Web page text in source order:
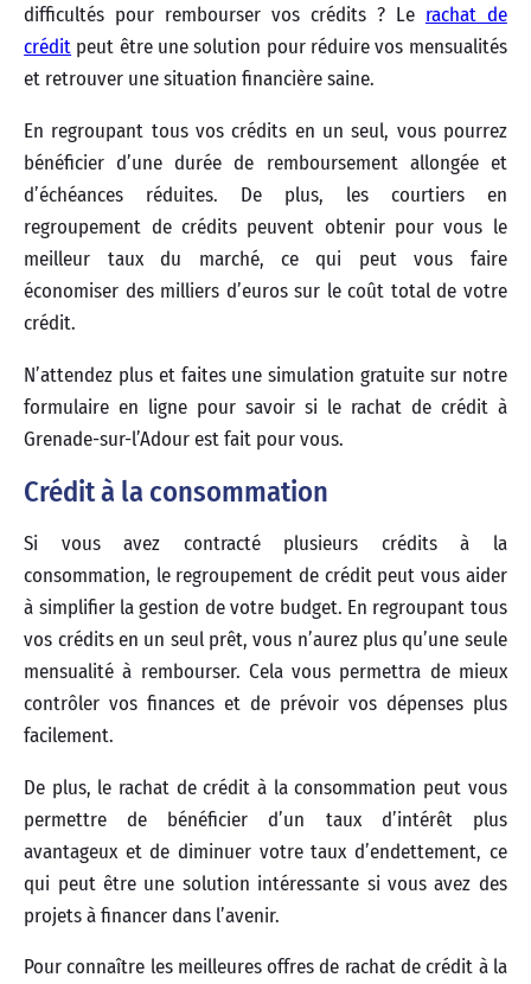
difficultés pour rembourser vos crédits ? Le rachat de
crédit peut être une solution pour réduire vos mensualités
et retrouver une situation financière saine.
En regroupant tous vos crédits en un seul, vous pourrez
bénéficier d’une durée de remboursement allongée et
d’échéances réduites. De plus, les courtiers en
regroupement de crédits peuvent obtenir pour vous le
meilleur taux du marché, ce qui peut vous faire
économiser des milliers d’euros sur le coût total de votre
crédit.
N’attendez plus et faites une simulation gratuite sur notre
formulaire en ligne pour savoir si le rachat de crédit à
Grenade-sur-l’Adour est fait pour vous.
Crédit à la consommation
Si vous avez contracté plusieurs crédits à la
consommation, le regroupement de crédit peut vous aider
à simplifier la gestion de votre budget. En regroupant tous
vos crédits en un seul prêt, vous n’aurez plus qu’une seule
mensualité à rembourser. Cela vous permettra de mieux
contrôler vos finances et de prévoir vos dépenses plus
facilement.
De plus, le rachat de crédit à la consommation peut vous
permettre de bénéficier d’un taux d’intérêt plus
avantageux et de diminuer votre taux d’endettement, ce
qui peut être une solution intéressante si vous avez des
projets à financer dans l’avenir.
Pour connaître les meilleures offres de rachat de crédit à la